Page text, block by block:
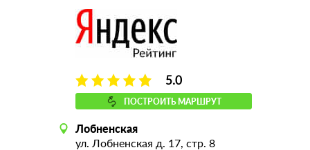
5.0
ПОСТРОИТЬ МАРШРУТ
Лобненская
ул. Лобненская д. 17, стр. 8